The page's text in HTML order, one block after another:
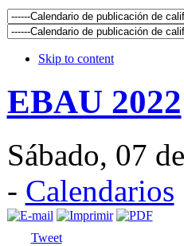
Skip to content
EBAU 2022
Sábado, 07
- Calendarios
Tweet